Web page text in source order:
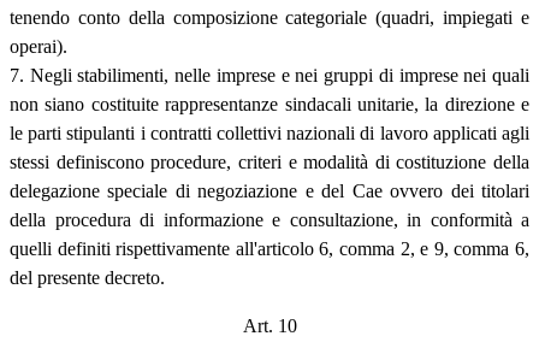
tenendo conto della composizione categoriale (quadri, impiegati e
operai).
7. Negli stabilimenti, nelle imprese e nei gruppi di imprese nei quali
non siano costituite rappresentanze sindacali unitarie, la direzione e
le parti stipulanti i contratti collettivi nazionali di lavoro applicati agli
stessi definiscono procedure, criteri e modalità di costituzione della
delegazione speciale di negoziazione e del Cae ovvero dei titolari
della procedura di informazione e consultazione, in conformità a
quelli definiti rispettivamente all'articolo 6, comma 2, e 9, comma 6,
del presente decreto.
Art. 10